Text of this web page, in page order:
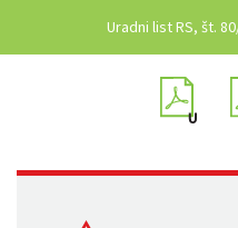
Uradni list RS, št.